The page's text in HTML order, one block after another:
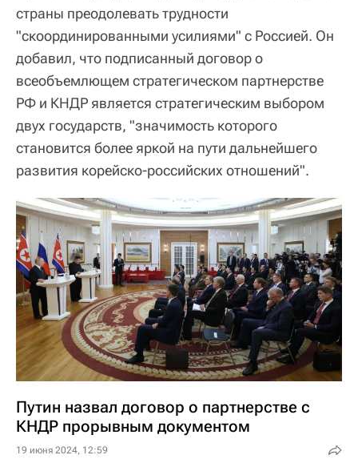
страны преодолевать трудности
"скоординированными усилиями" с Россией. Он
добавил, что подписанный договор о
всеобъемлющем стратегическом партнерстве
РФ и КНДР является стратегическим выбором
двух государств, "значимость которого
становится более яркой на пути дальнейшего
развития корейско-российских отношений".
Путин назвал договор о партнерстве с
КНДР прорывным документом
19 июня 2024, 12:59